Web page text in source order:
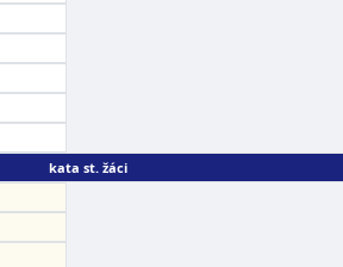
kata st. žáci